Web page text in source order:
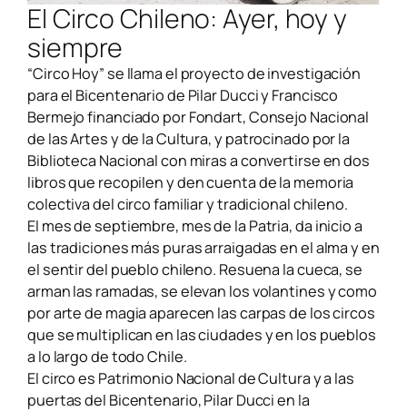
El Circo Chileno: Ayer, hoy y
siempre
“Circo Hoy” se llama el proyecto de investigación
para el Bicentenario de Pilar Ducci y Francisco
Bermejo financiado por Fondart, Consejo Nacional
de las Artes y de la Cultura, ypatrocinado por la
Biblioteca Nacional con miras a convertirse en dos
libros que recopileny den cuenta de la memoria
colectiva del circo familiar y tradicional chileno.
El mes de septiembre, mes de la Patria, da inicio a
las tradiciones más puras arraigadas en el alma y en
el sentir del pueblo chileno. Resuena la cueca, se
arman las ramadas, se elevan los volantines y como
por arte de magia aparecen las carpas de los circos
que semultiplican en las ciudades y en los pueblos
a lo largo de todo Chile.
El circo es Patrimonio Nacional de Cultura y a las
puertas del Bicentenario, Pilar Ducci en la